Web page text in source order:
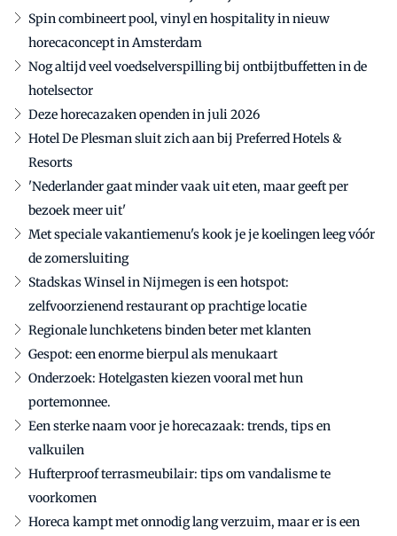
Spin combineert pool, vinyl en hospitality in nieuw
horecaconcept in Amsterdam
Nog altijd veel voedselverspilling bij ontbijtbuffetten in de
hotelsector
Deze horecazaken openden in juli 2026
Hotel De Plesman sluit zich aan bij Preferred Hotels &
Resorts
'Nederlander gaat minder vaak uit eten, maar geeft per
bezoek meer uit'
Met speciale vakantiemenu's kook je je koelingen leeg vóór
de zomersluiting
Stadskas Winsel in Nijmegen is een hotspot:
zelfvoorzienend restaurant op prachtige locatie
Regionale lunchketens binden beter met klanten
Gespot: een enorme bierpul als menukaart
Onderzoek: Hotelgasten kiezen vooral met hun
portemonnee.
Een sterke naam voor je horecazaak: trends, tips en
valkuilen
Hufterproof terrasmeubilair: tips om vandalisme te
voorkomen
Horeca kampt met onnodig lang verzuim, maar er is een